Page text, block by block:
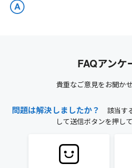
FAQアンケ
貴重なご意見をお聞か
問題は解決しましたか？
該当す
して送信ボタンを押し